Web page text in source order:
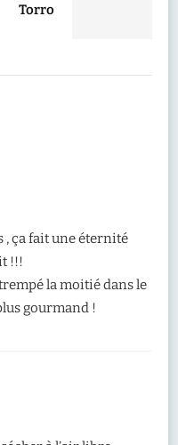
Torro
, ça fait une éternité
!!!
trempé la moitié dans le
gourmand !